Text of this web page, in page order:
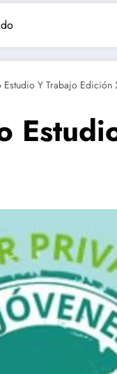
Estudio Y Trabajo Edición